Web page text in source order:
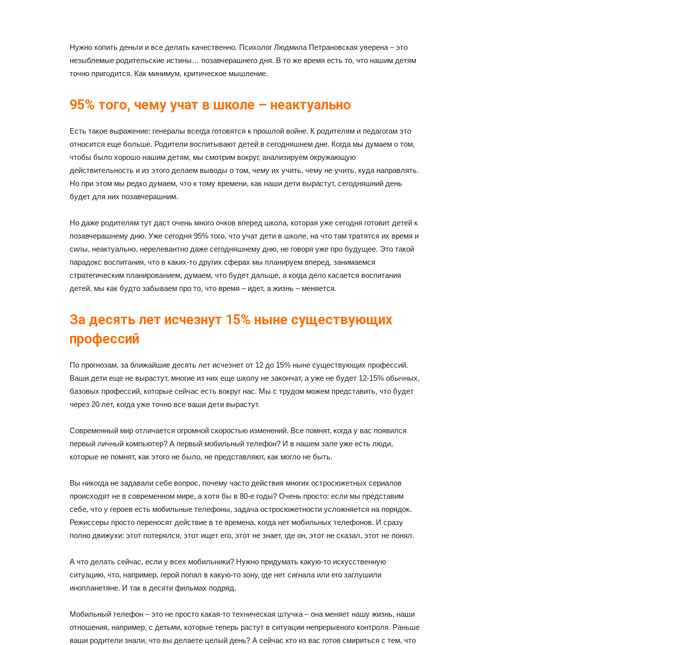
Нужно копить деньги и все делать качественно. Психолог Людмила Петрановская уверена – это
незыблемые родительские истины… позавчерашнего дня. В то же время есть то, что нашим детям
точно пригодится. Как минимум, критическое мышление.
95% того, чему учат в школе – неактуально
Есть такое выражение: генералы всегда готовятся к прошлой войне. К родителям и педагогам это
относится еще больше. Родители воспитывают детей в сегодняшнем дне. Когда мы думаем о том,
чтобы было хорошо нашим детям, мы смотрим вокруг, анализируем окружающую
действительность и из этого делаем выводы о том, чему их учить, чему не учить, куда направлять.
Но при этом мы редко думаем, что к тому времени, как наши дети вырастут, сегодняшний день
будет для них позавчерашним.
Но даже родителям тут даст очень много очков вперед школа, которая уже сегодня готовит детей к
позавчерашнему дню. Уже сегодня 95% того, что учат дети в школе, на что там тратятся их время и
силы, неактуально, нерелевантно даже сегодняшнему дню, не говоря уже про будущее. Это такой
парадокс воспитания, что в каких-то других сферах мы планируем вперед, занимаемся
стратегическим планированием, думаем, что будет дальше, а когда дело касается воспитания
детей, мы как будто забываем про то, что время – идет, а жизнь – меняется.
За десять лет исчезнут 15% ныне существующих
профессий
По прогнозам, за ближайшие десять лет исчезнет от 12 до 15% ныне существующих профессий.
Ваши дети еще не вырастут, многие из них еще школу не закончат, а уже не будет 12-15% обычных,
базовых профессий, которые сейчас есть вокруг нас. Мы с трудом можем представить, что будет
через 20 лет, когда уже точно все ваши дети вырастут.
Современный мир отличается огромной скоростью изменений. Все помнят, когда у вас появился
первый личный компьютер? А первый мобильный телефон? И в нашем зале уже есть люди,
которые не помнят, как этого не было, не представляют, как могло не быть.
Вы никогда не задавали себе вопрос, почему часто действия многих остросюжетных сериалов
происходят не в современном мире, а хотя бы в 80-е годы? Очень просто: если мы представим
себе, что у героев есть мобильные телефоны, задача остросюжетности усложняется на порядок.
Режиссеры просто переносят действие в те времена, когда нет мобильных телефонов. И сразу
полно движухи: этот потерялся, этот ищет его, этот не знает, где он, этот не сказал, этот не понял.
А что делать сейчас, если у всех мобильники? Нужно придумать какую-то искусственную
ситуацию, что, например, герой попал в какую-то зону, где нет сигнала или его заглушили
инопланетяне. И так в десяти фильмах подряд.
Мобильный телефон – это не просто какая-то техническая штучка – она меняет нашу жизнь, наши
отношения, например, с детьми, которые теперь растут в ситуации непрерывного контроля. Раньше
ваши родители знали, что вы делаете целый день? А сейчас кто из вас готов смириться с тем, что